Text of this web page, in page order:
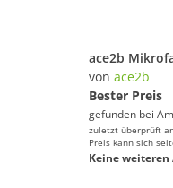
von ace2b
Bester Preis
gefunden bei
zuletzt überprüft
Preis kann sich
Keine